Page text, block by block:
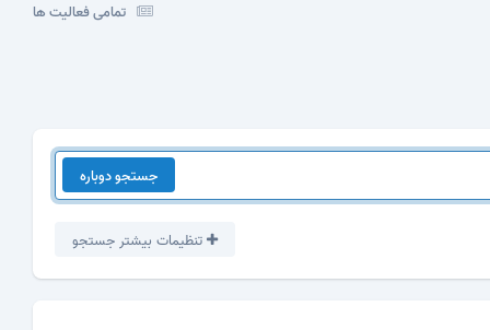
تمامی فعالیت ها
جستجو دوباره
تنظیمات بیشتر جستجو